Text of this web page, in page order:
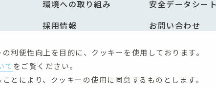
環境への取り組み
採用情報
安全データシー
お問い合わせ
人情報保護方針 サイトマップ
利便性向上を目的に、クッキーを使用しております。
てをご覧ください。
とにより、クッキーの使用に同意するものとします。